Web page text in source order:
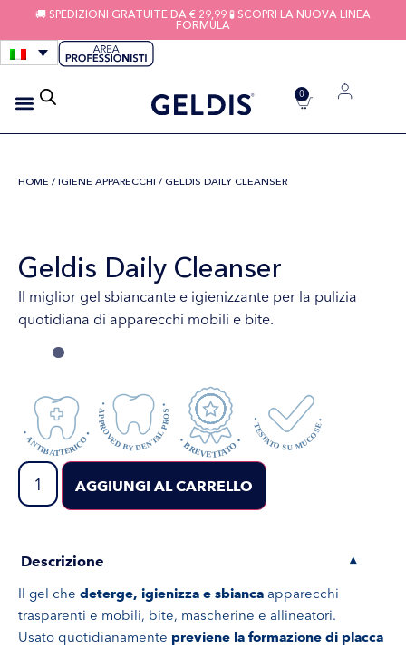
🚚 SPEDIZIONI GRATUITE DA € 29,99 🧪 SCOPRI LA NUOVA LINEA
FORMULA
0
HOME / IGIENE APPARECCHI / GELDIS DAILY CLEANSER
Geldis Daily Cleanser
Il miglior gel sbiancante e igienizzante per la pulizia
quotidiana di apparecchi mobili e bite.
AGGIUNGI AL CARRELLO
Descrizione ▾
Il gel che deterge, igienizza e sbianca apparecchi
trasparenti e mobili, bite, mascherine e allineatori.
Usato quotidianamente previene la formazione di placca